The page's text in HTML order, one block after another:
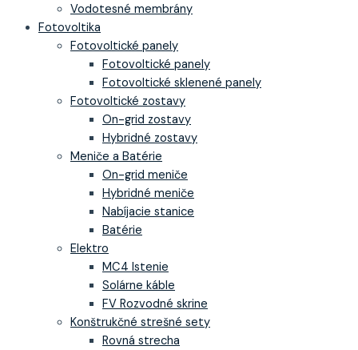
Vodotesné membrány
Fotovoltika
Fotovoltické panely
Fotovoltické panely
Fotovoltické sklenené panely
Fotovoltické zostavy
On-grid zostavy
Hybridné zostavy
Meniče a Batérie
On-grid meniče
Hybridné meniče
Nabíjacie stanice
Batérie
Elektro
MC4 Istenie
Solárne káble
FV Rozvodné skrine
Konštrukčné strešné sety
Rovná strecha